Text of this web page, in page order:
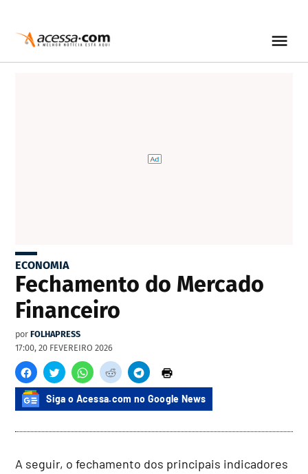
ECONOMIA
Fechamento do Mercado
Financeiro
por FOLHAPRESS
17:00, 20 FEVEREIRO 2026
Siga o Acessa.com no Google News
A seguir, o fechamento dos principais indicadores